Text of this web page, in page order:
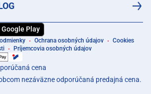
Google Play
Ochrana osobných údajov
Cookies
Príjemcovia osobných údajov
cena
nezáväzne odporúčaná predajná cena.